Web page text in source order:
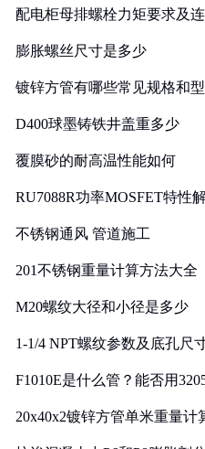
配电柜母排螺栓力矩要求及
膨胀螺丝尺寸是多少
镀锌方管有哪些常见规格和
D400球墨铸铁井盖重多少
覆膜砂的耐高温性能如何
RU7088R功率MOSFET特性
不锈钢通风 管道施工
201不锈钢重量计算方法大全
M20螺纹大径和小径是多少
1-1/4 NPT螺纹参数及底孔尺
F1010E是什么管？能否用
20x40x2镀锌方管单米重量计